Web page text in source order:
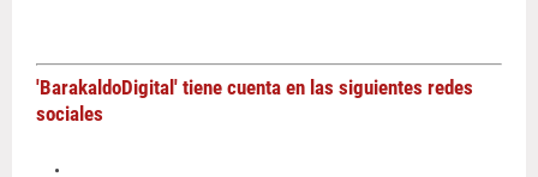
'BarakaldoDigital' tiene cuenta en las siguientes redes
sociales